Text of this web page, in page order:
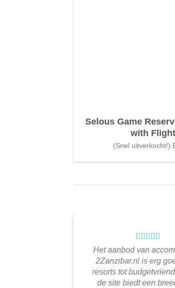
Selous Game
with
(Snel uitverkocht!)
Het aanbod van
2Zanzibar.nl is erg
resorts tot
de site biedt een